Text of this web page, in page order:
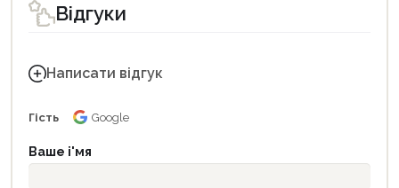
Відгуки
Написати відгук
Гість Google
Ваше і'мя